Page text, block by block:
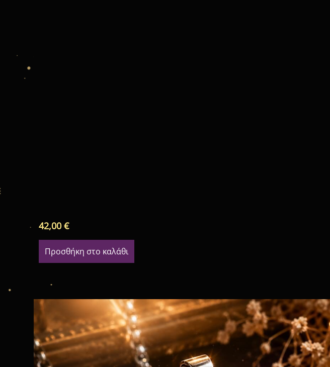
42,00€
Προσθήκη στο καλάθι